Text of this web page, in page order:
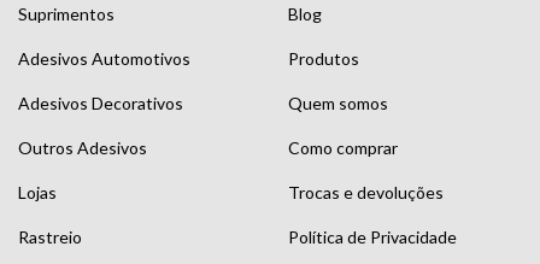
Suprimentos
Adesivos Automotivos
Adesivos Decorativos
Outros Adesivos
Lojas
Rastreio
Blog
Produtos
Quem somos
Como comprar
Trocas e devoluções
Política de Privacidade